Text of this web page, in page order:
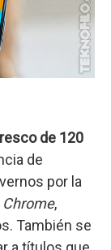
de 120
de
por la
Chrome,
También se